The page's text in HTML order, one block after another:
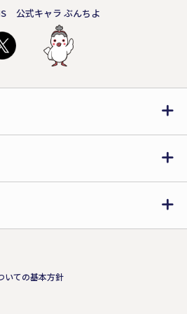
公式キャラ ぶんちよ
いての基本方針